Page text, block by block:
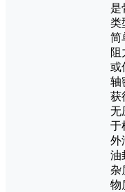
是
类
简
阻
或
轴
获
无
于
外
油
杂
物